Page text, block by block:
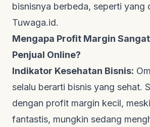
bisnisnya berbeda, seperti yang
Tuwaga.id.
Mengapa Profit Margin
Penjual Online?
Indikator Kesehatan Bisnis:
selalu berarti bisnis yang sehat.
dengan profit margin kecil,
fantastis, mungkin sedang